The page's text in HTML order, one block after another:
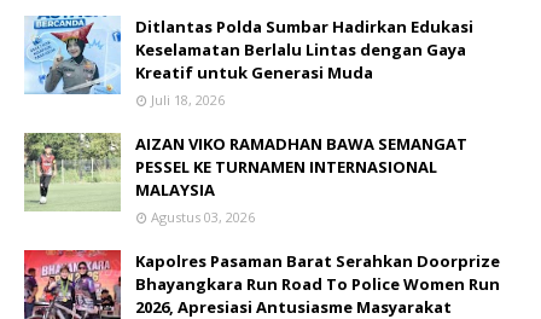
Ditlantas Polda Sumbar Hadirkan Edukasi
Keselamatan Berlalu Lintas dengan Gaya
Kreatif untuk Generasi Muda
Juli 18, 2026
AIZAN VIKO RAMADHAN BAWA SEMANGAT
PESSEL KE TURNAMEN INTERNASIONAL
MALAYSIA
Agustus 03, 2026
Kapolres Pasaman Barat Serahkan Doorprize
Bhayangkara Run Road To Police Women Run
2026, Apresiasi Antusiasme Masyarakat